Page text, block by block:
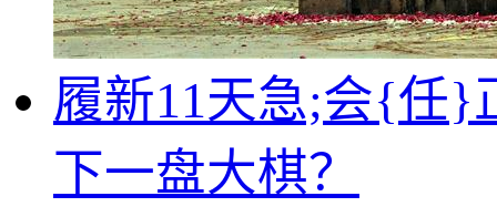
履新11天急;会{任}
下一盘大棋？